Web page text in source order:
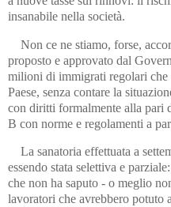
insanabile nella società.
Non ce ne stiamo, forse,
proposto e approvato dal
milioni di immigrati regolari
Paese, senza contare la
con diritti formalmente alla pari
B con norme e regolamenti a
La sanatoria effettuata a
essendo stata selettiva e
che non ha saputo - o meglio
lavoratori che avrebbero potuto